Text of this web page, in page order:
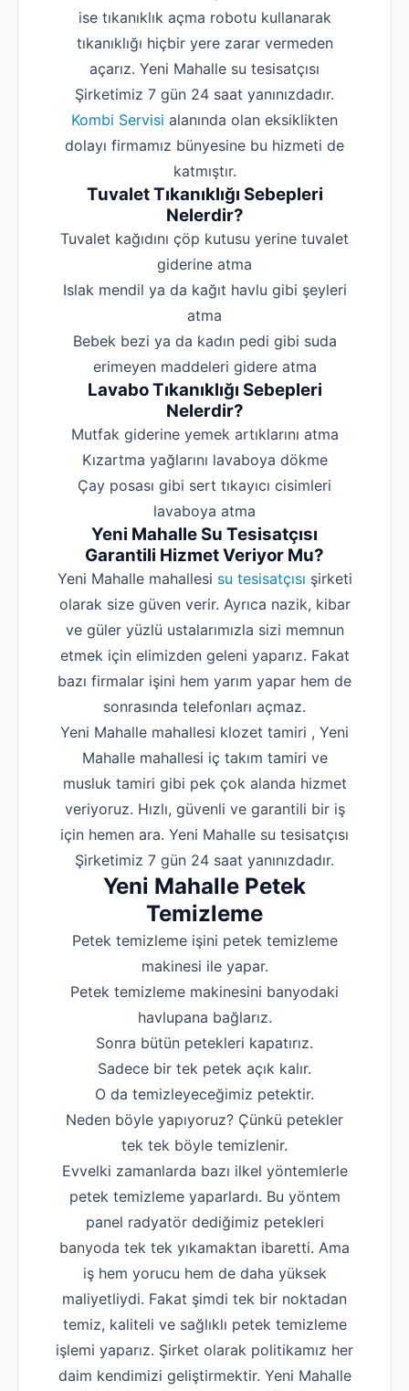
Robotla
Su Kaçağı
Profesyonel Petek
Hakkımızda
ise tıkanıklık açma robotu kullanarak
tıkanıklığı hiçbir yere zarar vermeden
açarız. Yeni Mahalle su tesisatçısı
Şirketimiz 7 gün 24 saat yanınızdadır.
Kombi Servisi alanında olan eksiklikten
dolayı firmamız bünyesine bu hizmeti de
katmıştır.
Tuvalet Tıkanıklığı Sebepleri
Nelerdir?
‌Tuvalet kağıdını çöp kutusu yerine tuvalet
giderine atma
‌Islak mendil ya da kağıt havlu gibi şeyleri
atma
‌Bebek bezi ya da kadın pedi gibi suda
erimeyen maddeleri gidere atma
Lavabo Tıkanıklığı Sebepleri
Nelerdir?
‌Mutfak giderine yemek artıklarını atma
‌Kızartma yağlarını lavaboya dökme
‌Çay posası gibi sert tıkayıcı cisimleri
lavaboya atma
Yeni Mahalle Su Tesisatçısı
Garantili Hizmet Veriyor Mu?
Yeni Mahalle mahallesi su tesisatçısı şirketi
olarak size güven verir. Ayrıca nazik, kibar
ve güler yüzlü ustalarımızla sizi memnun
etmek için elimizden geleni yaparız. Fakat
bazı firmalar işini hem yarım yapar hem de
sonrasında telefonları açmaz.
Yeni Mahalle mahallesi klozet tamiri , Yeni
Mahalle mahallesi iç takım tamiri ve
musluk tamiri gibi pek çok alanda hizmet
veriyoruz. Hızlı, güvenli ve garantili bir iş
için hemen ara. Yeni Mahalle su tesisatçısı
Şirketimiz 7 gün 24 saat yanınızdadır.
Yeni Mahalle Petek
Temizleme
Petek temizleme işini petek temizleme
makinesi ile yapar.
Petek temizleme makinesini banyodaki
havlupana bağlarız.
Sonra bütün petekleri kapatırız.
Sadece bir tek petek açık kalır.
O da temizleyeceğimiz petektir.
Neden böyle yapıyoruz? Çünkü petekler
tek tek böyle temizlenir.
Evvelki zamanlarda bazı ilkel yöntemlerle
petek temizleme yaparlardı. Bu yöntem
panel radyatör dediğimiz petekleri
banyoda tek tek yıkamaktan ibaretti. Ama
iş hem yorucu hem de daha yüksek
maliyetliydi. Fakat şimdi tek bir noktadan
temiz, kaliteli ve sağlıklı petek temizleme
işlemi yaparız. Şirket olarak politikamız her
daim kendimizi geliştirmektir. Yeni Mahalle